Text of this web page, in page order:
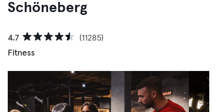
Schöneberg
4.7
(11285)
Fitness